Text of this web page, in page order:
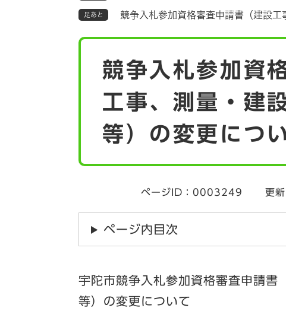
足あと 競争入札参加資格審査申請書（建設
競争入札参加資
工事、測量・建
等）の変更につ
ページID：0003249 更
ページ内目次
宇陀市競争入札参加資格審査申請書
等）の変更について